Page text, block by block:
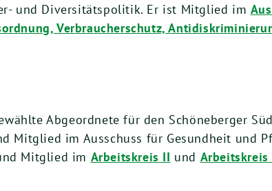
und Diversitätspolitik. Er ist Mitglied im
Verbraucherschutz,
Abgeordnete für den Schöneberger
Mitglied im Ausschuss für Gesundheit und
Mitglied im Arbeitskreis II und Arbeitskreis